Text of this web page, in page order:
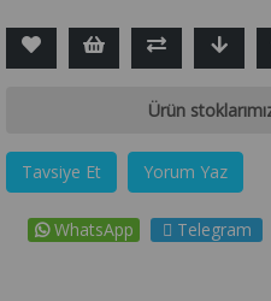
Ürün
Tavsiye Et Yorum Yaz
WhatsApp Telegram